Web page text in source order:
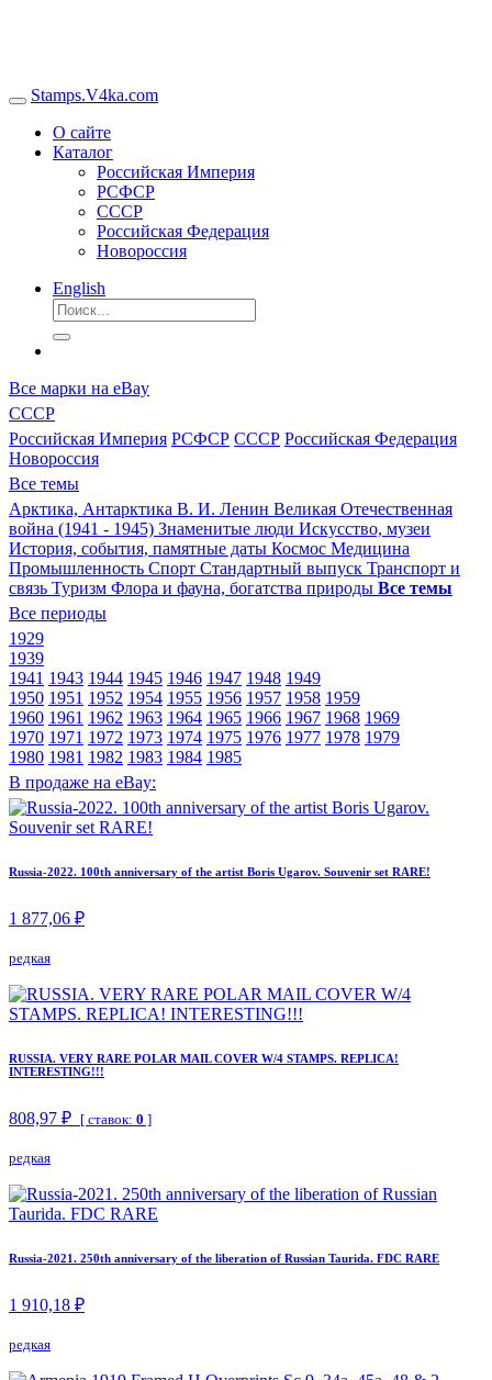
Stamps.V4ka.com
О сайте
Каталог
Российская Империя
РСФСР
СССР
Российская Федерация
Новороссия
English
Все марки на eBay
СССР
Российская Империя РСФСР СССР Российская Федерация
Новороссия
Все темы
Арктика, Антарктика В. И. Ленин Великая Отечественная
война (1941 - 1945) Знаменитые люди Искусство, музеи
История, события, памятные даты Космос Медицина
Промышленность Спорт Стандартный выпуск Транспорт и
связь Туризм Флора и фауна, богатства природы Все темы
Все периоды
1929
1939
1941 1943 1944 1945 1946 1947 1948 1949
1950 1951 1952 1954 1955 1956 1957 1958 1959
1960 1961 1962 1963 1964 1965 1966 1967 1968 1969
1970 1971 1972 1973 1974 1975 1976 1977 1978 1979
1980 1981 1982 1983 1984 1985
В продаже на eBay:
Russia-2022. 100th anniversary of the artist Boris Ugarov. Souvenir set RARE!
1 877,06 ₽
редкая
RUSSIA. VERY RARE POLAR MAIL COVER W/4 STAMPS. REPLICA!
INTERESTING!!!
808,97 ₽ [ ставок: 0 ]
редкая
Russia-2021. 250th anniversary of the liberation of Russian Taurida. FDC RARE
1 910,18 ₽
редкая